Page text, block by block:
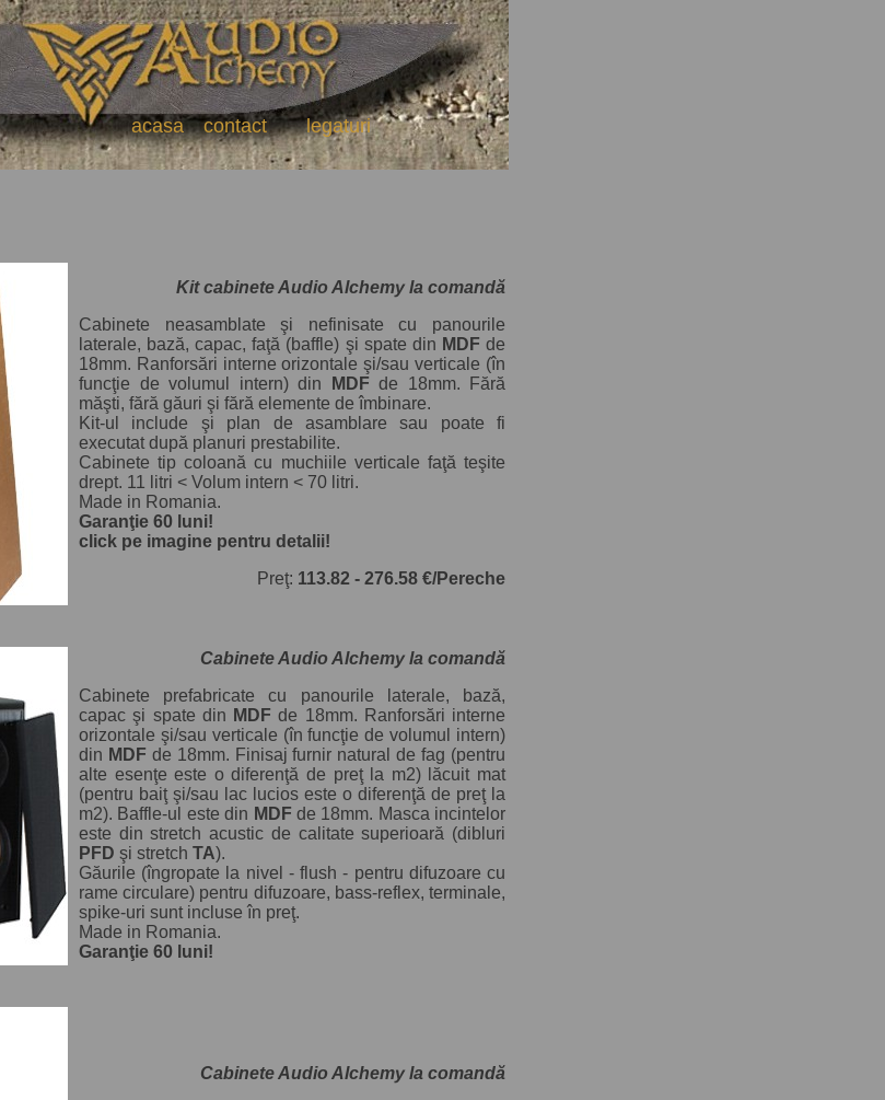
acasa
contact legaturi
Kit cabinete Audio Alchemy la comandă
Cabinete neasamblate şi nefinisate cu panourile
laterale, bază, capac, faţă (baffle) şi spate din MDF de
18mm. Ranforsări interne orizontale şi/sau verticale (în
funcţie de volumul intern) din
MDF de 18mm. Fără
măşti, fără găuri şi fără elemente de îmbinare.
Kit-ul include şi plan de asamblare sau poate fi
executat după planuri prestabilite.
Cabinete tip coloană cu muchiile verticale faţă teşite
drept. 11 litri < Volum intern < 70 litri.
Made in Romania.
Garanţie 60 luni!
click pe imagine pentru detalii!
Preţ: 113.82 - 276.58 €/Pereche
Cabinete Audio Alchemy la comandă
Cabinete prefabricate cu panourile laterale, bază,
capac şi spate din MDF de 18mm. Ranforsări interne
orizontale şi/sau verticale (în funcţie de volumul intern)
din MDF de 18mm. Finisaj furnir natural de fag (pentru
alte esenţe este o diferenţă de preţ la m2) lăcuit mat
(pentru baiţ şi/sau lac lucios este o diferenţă de preţ la
m2). Baffle-ul este din MDF de 18mm. Masca incintelor
este din stretch acustic de calitate superioară (dibluri
PFD şi stretch TA).
Găurile (îngropate la nivel - flush - pentru difuzoare cu
rame circulare) pentru difuzoare, bass-reflex, terminale,
spike-uri sunt incluse în preţ.
Made in Romania.
Garanţie 60 luni!
Cabinete Audio Alchemy la comandă